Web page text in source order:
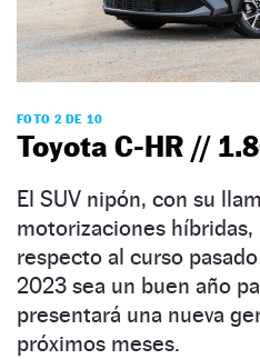
FOTO 2 DE 10
Toyota C-HR //
El SUV nipón, con su
motorizaciones
respecto al curso
2023 sea un buen año
presentará una nueva
próximos meses.